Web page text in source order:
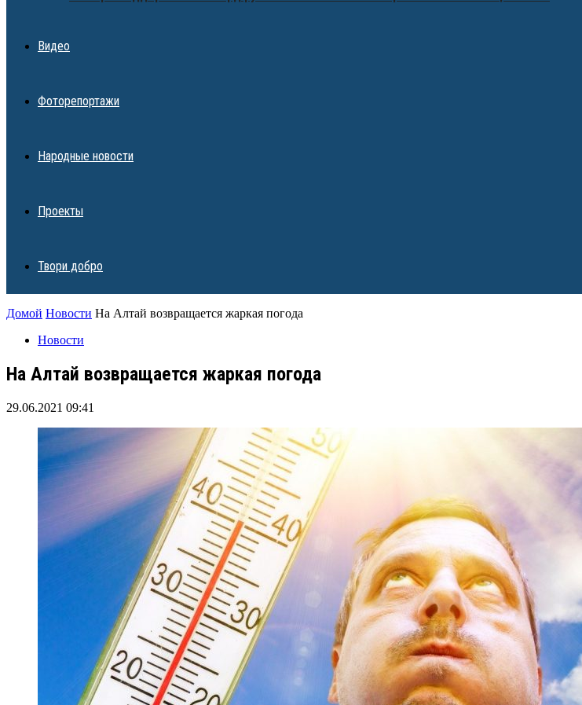
Видео
Фоторепортажи
Народные новости
Проекты
Твори добро
Домой Новости На Алтай возвращается жаркая погода
Новости
На Алтай возвращается жаркая погода
29.06.2021 09:41